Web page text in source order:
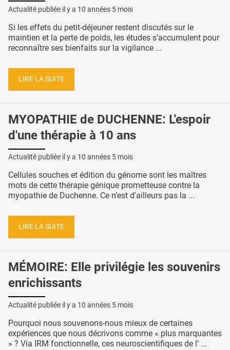
Actualité publiée il y a 10 années 5 mois
Si les effets du petit-déjeuner restent discutés sur le
maintien et la perte de poids, les études s’accumulent pour
reconnaître ses bienfaits sur la vigilance ...
LIRE LA SUITE
MYOPATHIE de DUCHENNE: L'espoir
d'une thérapie à 10 ans
Actualité publiée il y a 10 années 5 mois
Cellules souches et édition du génome sont les maîtres
mots de cette thérapie génique prometteuse contre la
myopathie de Duchenne. Ce n’est d'ailleurs pas la ...
LIRE LA SUITE
MÉMOIRE: Elle privilégie les souvenirs
enrichissants
Actualité publiée il y a 10 années 5 mois
Pourquoi nous souvenons-nous mieux de certaines
expériences que nous décrivons comme « plus marquantes
» ? Via IRM fonctionnelle, ces neuroscientifiques de l’ ...